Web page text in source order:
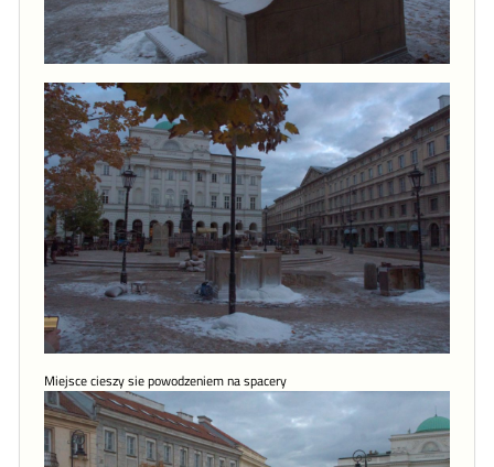
Miejsce cieszy sie powodzeniem na spacery